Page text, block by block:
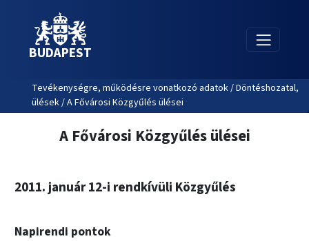
BUDAPEST
Tevékenységre, működésre vonatkozó adatok / Döntéshozatal,
ülések / A Fővárosi Közgyűlés ülései
A Fővárosi Közgyűlés ülései
2011. január 12-i rendkívüli Közgyűlés
Napirendi pontok